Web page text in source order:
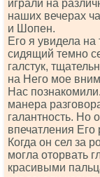
играли на
наших вечерах
и Шопен.
Его я увидела на
сидящий темно
галстук,
на Него мое
Нас
манера
галантность. Но
впечатления Его
Когда он сел за
могла оторвать
красивыми